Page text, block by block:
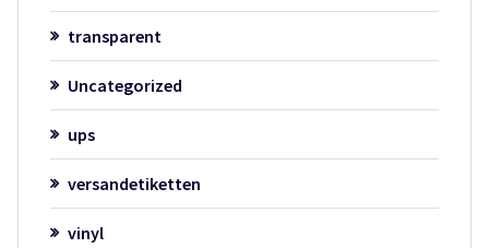
transparent
Uncategorized
ups
versandetiketten
vinyl